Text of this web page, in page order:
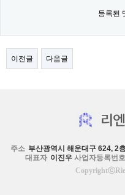
등록된
이전글 다음글
주소 부산광역시 해운대구 624, 2
대표자 이진우 사업자등록번호